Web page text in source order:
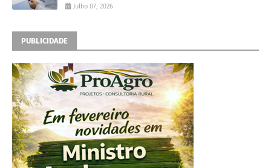
Julho 07, 2026
PUBLICIDADE